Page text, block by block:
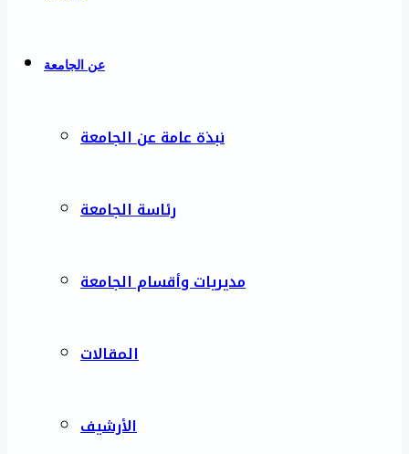
عن الجامعة
نبذة عامة عن الجامعة
رئاسة الجامعة
مديريات وأقسام الجامعة
المقالات
الأرشيف